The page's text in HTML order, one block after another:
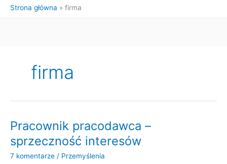
Strona główna firma
firma
Pracownik pracodawca –
sprzeczność interesów
7 komentarze / Przemyślenia